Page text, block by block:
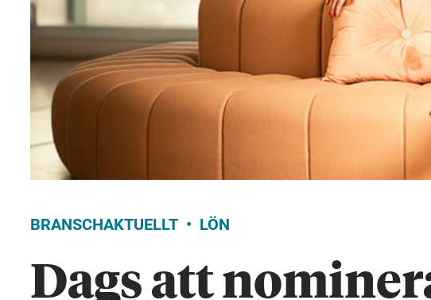
BRANSCHAKTUELLT LÖN
Dags att